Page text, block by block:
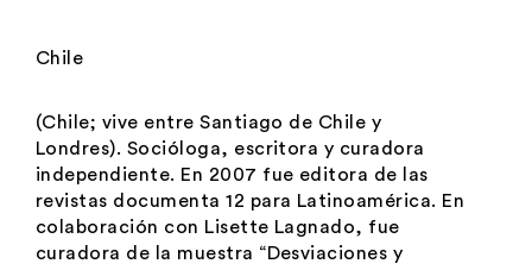
Chile
(Chile; vive entre Santiago de Chile y
Londres). Socióloga, escritora y curadora
independiente. En 2007 fue editora de las
revistas documenta 12 para Latinoamérica. En
colaboración con Lisette Lagnado, fue
curadora de la muestra “Desviaciones y